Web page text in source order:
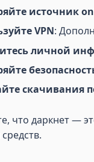
источник
VPN:
личной
скачивания
что даркнет —